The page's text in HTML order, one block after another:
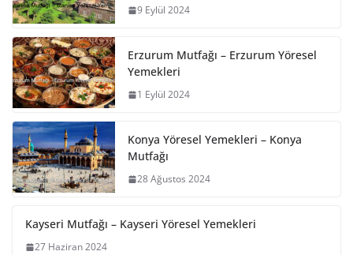
9 Eylül 2024
Erzurum Mutfağı – Erzurum Yöresel
Yemekleri
1 Eylül 2024
Konya Yöresel Yemekleri – Konya
Mutfağı
28 Ağustos 2024
Kayseri Mutfağı – Kayseri Yöresel Yemekleri
27 Haziran 2024